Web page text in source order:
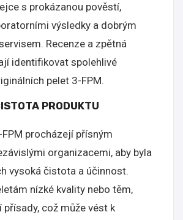
s prokázanou pověstí,
výsledky a dobrým
Recenze a zpětná
identifikovat spolehlivé
pelet 3-FPM.
PRODUKTU
procházejí přísným
organizacemi, aby byla
vysoká čistota a účinnost.
nízké kvality nebo těm,
přísady, což může vést k